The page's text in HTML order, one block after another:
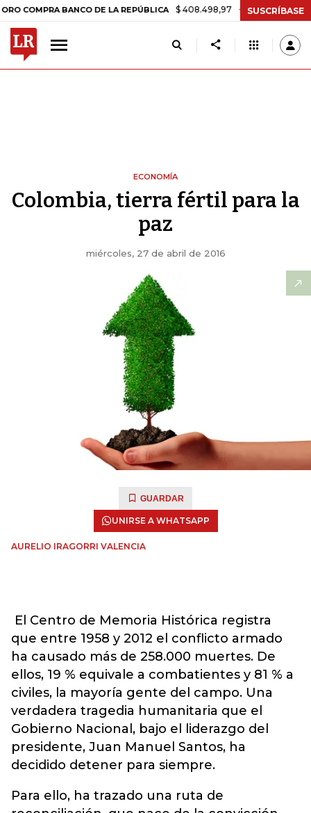
BANCO DE LA REPÚBLICA $ 408.498,97 +$ 8.753,81 +2,19%
SUSCRÍBASE
ECONOMÍA
Colombia, tierra fértil para la
paz
miércoles, 27 de abril de 2016
GUARDAR
UNIRSE A WHATSAPP
AURELIO IRAGORRI VALENCIA
El Centro de Memoria Histórica registra
que entre 1958 y 2012 el conflicto armado
ha causado más de 258.000 muertes. De
ellos, 19 % equivale a combatientes y 81 % a
civiles, la mayoría gente del campo. Una
verdadera tragedia humanitaria que el
Gobierno Nacional, bajo el liderazgo del
presidente, Juan Manuel Santos, ha
decidido detener para siempre.
Para ello, ha trazado una ruta de